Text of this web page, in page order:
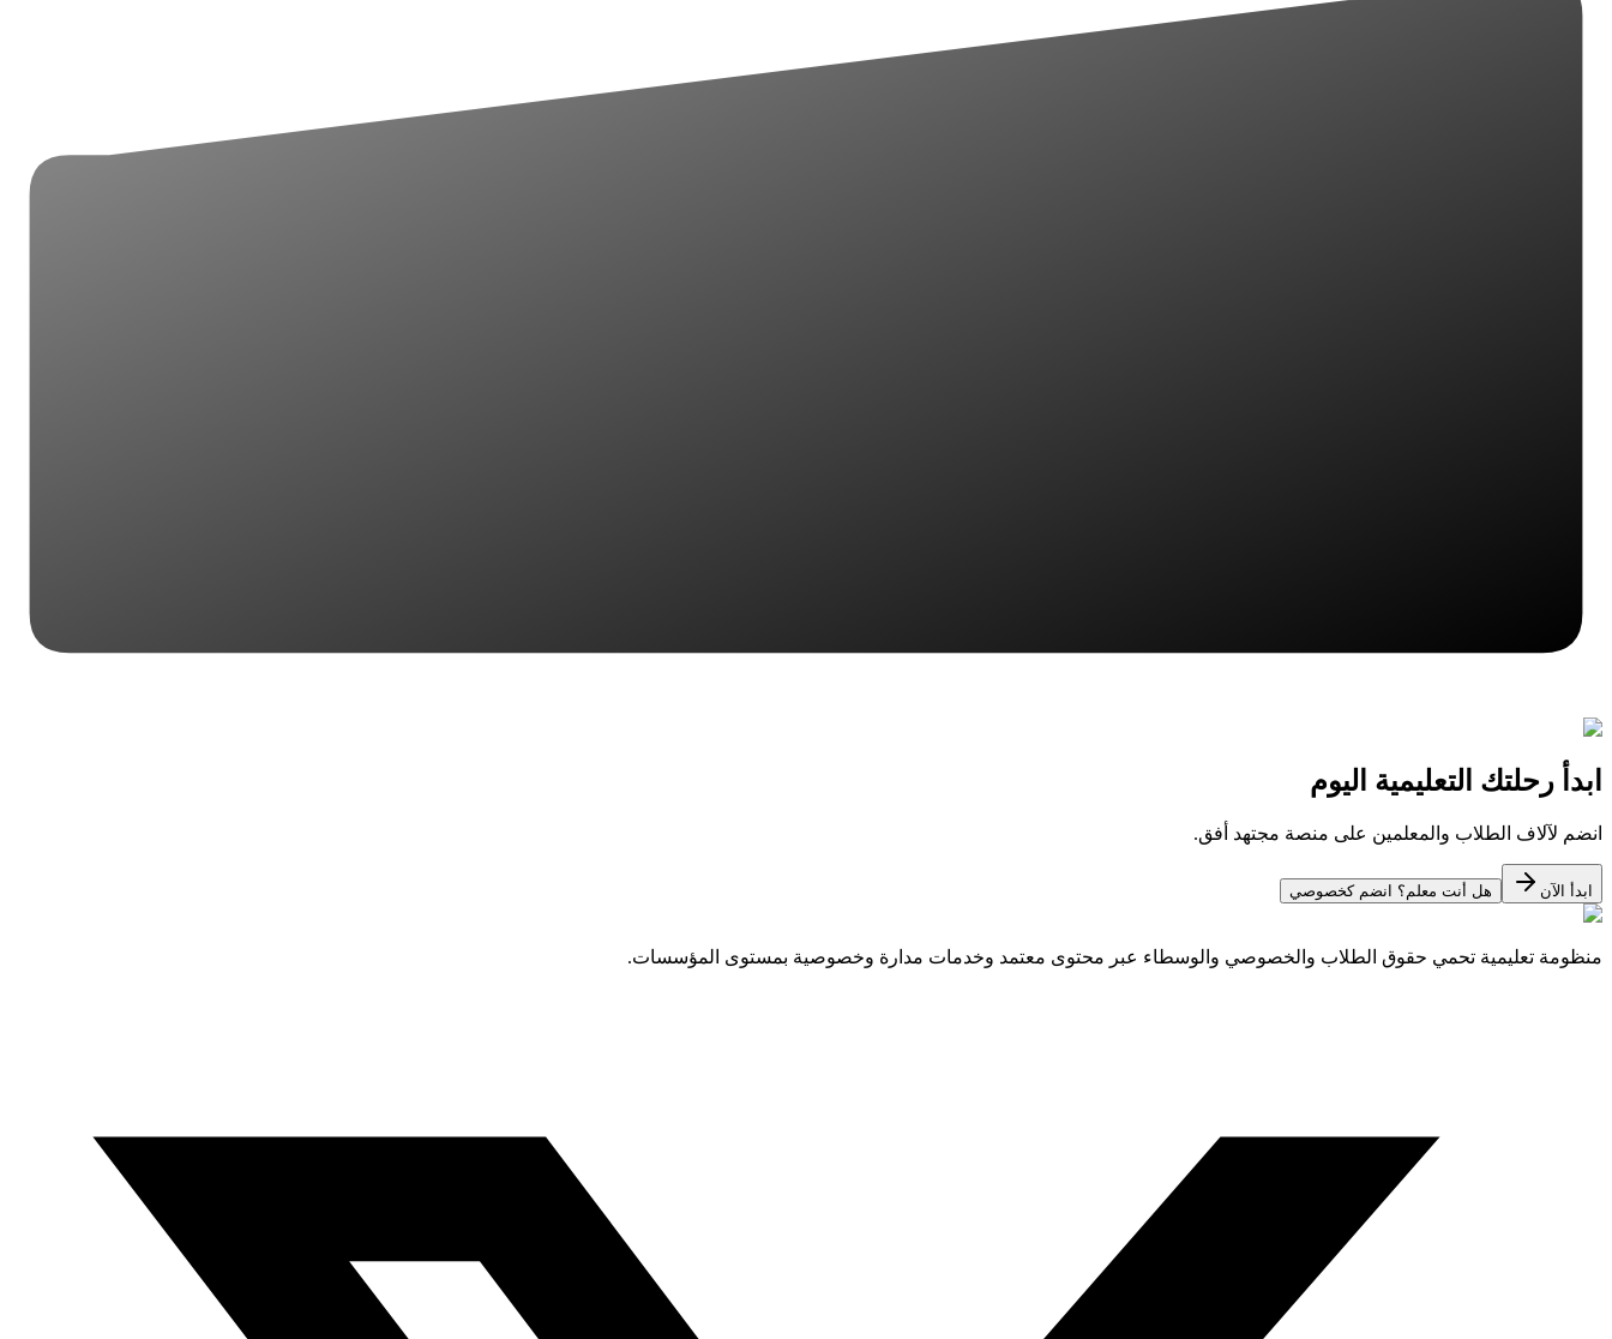
ابدأ رحلتك التعليمية اليوم
انضم لآلاف الطلاب والمعلمين على منصة مجتهد أفق.
ابدأ الآن هل أنت معلم؟ انضم كخصوصي
منظومة تعليمية تحمي حقوق الطلاب والخصوصي والوسطاء عبر محتوى معتمد وخدمات مدارة وخصوصية بمستوى المؤسسات.